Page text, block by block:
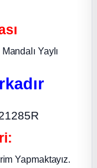
Yaylı
Yapmaktayız.